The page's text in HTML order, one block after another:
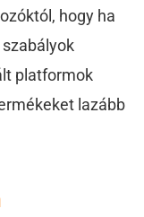
hogy ha
platformok
lazább